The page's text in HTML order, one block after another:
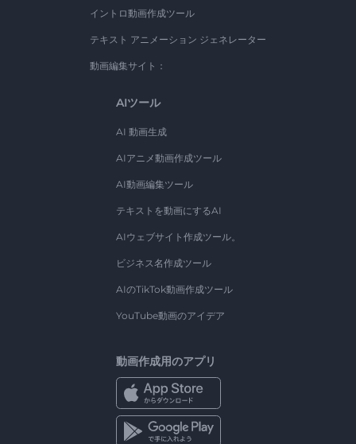
イントロ動画作成ツール
テキスト アニメーション ジェネレーター
動画編集サイト：
AIツール
AI 動画生成
AIアニメ動画作成ツール
AI動画編集ツール
テキストを動画にするAI
AIウェブサイト作成ツール。
ビジネス名作成ツール
AIのTikTok動画作成ツール
YouTube動画のアイデア
動画作成用のアプリ